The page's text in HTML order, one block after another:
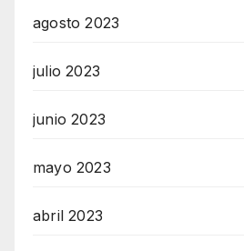
agosto 2023
julio 2023
junio 2023
mayo 2023
abril 2023